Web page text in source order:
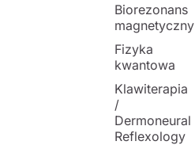
Biorezonans
magnetyczny
Fizyka
kwantowa
Klawiterapia
/
Dermoneural
Reflexology